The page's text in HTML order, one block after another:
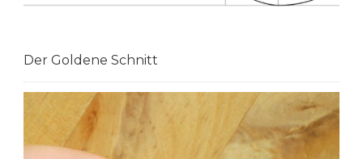
Der Goldene Schnitt